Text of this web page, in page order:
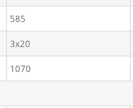
585
3x20
1070